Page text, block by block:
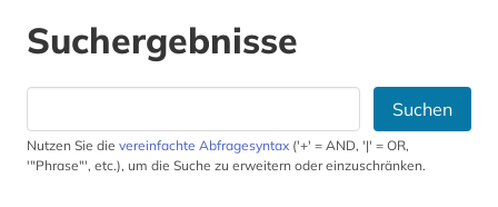
Suchergebnisse
Suchen
Nutzen Sie die vereinfachte Abfragesyntax ('+' = AND, '|' = OR,
'"Phrase"', etc.), um die Suche zu erweitern oder einzuschränken.